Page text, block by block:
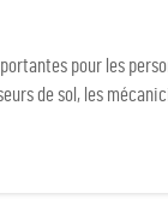
pour les
de sol, les
à genoux,
précisément là
les genoux contre